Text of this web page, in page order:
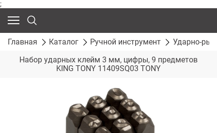
;
Главная Каталог Ручной инструмент
Ударно-
Набор ударных клейм 3 мм, цифры, 9 предметов
KING TONY 11409SQ03 TONY